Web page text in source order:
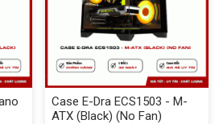
Case E-Dra ECS1503 - M-
ATX (Black) (No Fan)